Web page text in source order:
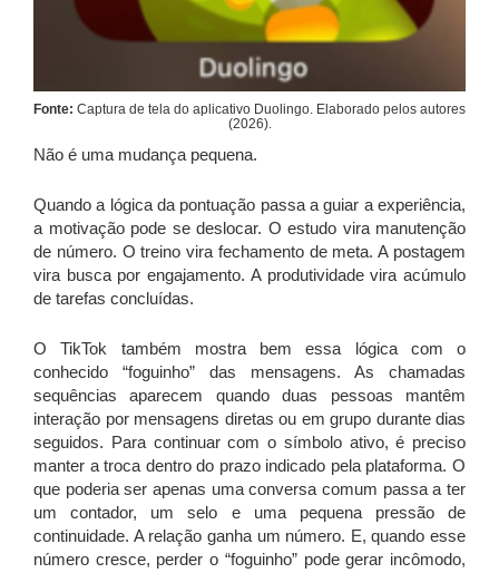
Fonte: Captura de tela do aplicativo Duolingo. Elaborado pelos autores
(2026).
Não é uma mudança pequena.
Quando a lógica da pontuação passa a guiar a experiência,
a motivação pode se deslocar. O estudo vira manutenção
de número. O treino vira fechamento de meta. A postagem
vira busca por engajamento. A produtividade vira acúmulo
de tarefas concluídas.
O TikTok também mostra bem essa lógica com o
conhecido “foguinho” das mensagens. As chamadas
sequências aparecem quando duas pessoas mantêm
interação por mensagens diretas ou em grupo durante dias
seguidos. Para continuar com o símbolo ativo, é preciso
manter a troca dentro do prazo indicado pela plataforma. O
que poderia ser apenas uma conversa comum passa a ter
um contador, um selo e uma pequena pressão de
continuidade. A relação ganha um número. E, quando esse
número cresce, perder o “foguinho” pode gerar incômodo,